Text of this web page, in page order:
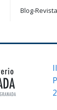
Blog-